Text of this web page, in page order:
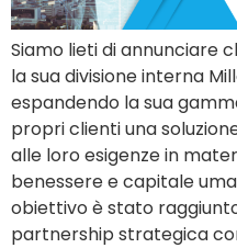
Siamo lieti di annunciare
la sua divisione interna
espandendo la sua
propri clienti una
alle loro esigenze in
benessere e capitale
obiettivo è stato
partnership strategica